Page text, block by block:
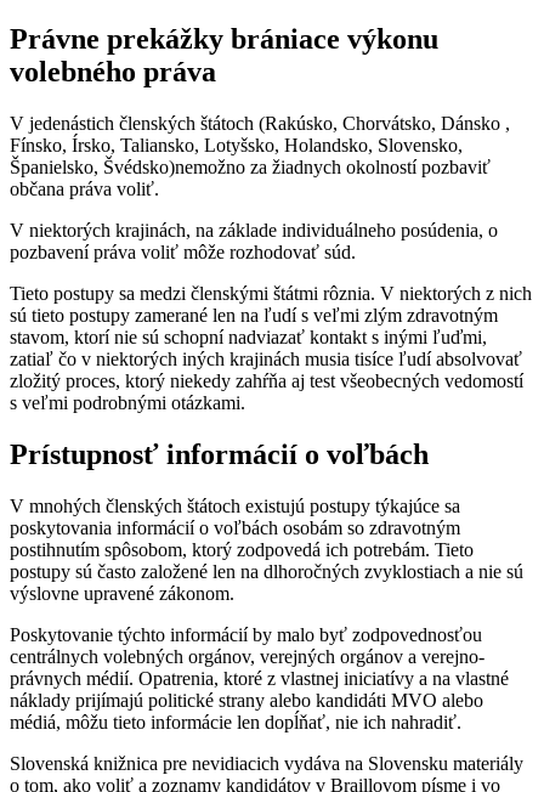
Právne prekážky brániace výkonu
volebného práva
V jedenástich členských štátoch (Rakúsko, Chorvátsko, Dánsko ,
Fínsko, Írsko, Taliansko, Lotyšsko, Holandsko, Slovensko,
Španielsko, Švédsko)nemožno za žiadnych okolností pozbaviť
občana práva voliť.
V niektorých krajinách, na základe individuálneho posúdenia, o
pozbavení práva voliť môže rozhodovať súd.
Tieto postupy sa medzi členskými štátmi rôznia. V niektorých z nich
sú tieto postupy zamerané len na ľudí s veľmi zlým zdravotným
stavom, ktorí nie sú schopní nadviazať kontakt s inými ľuďmi,
zatiaľ čo v niektorých iných krajinách musia tisíce ľudí absolvovať
zložitý proces, ktorý niekedy zahŕňa aj test všeobecných vedomostí
s veľmi podrobnými otázkami.
Prístupnosť informácií o voľbách
V mnohých členských štátoch existujú postupy týkajúce sa
poskytovania informácií o voľbách osobám so zdravotným
postihnutím spôsobom, ktorý zodpovedá ich potrebám. Tieto
postupy sú často založené len na dlhoročných zvyklostiach a nie sú
výslovne upravené zákonom.
Poskytovanie týchto informácií by malo byť zodpovednosťou
centrálnych volebných orgánov, verejných orgánov a verejno-
právnych médií. Opatrenia, ktoré z vlastnej iniciatívy a na vlastné
náklady prijímajú politické strany alebo kandidáti MVO alebo
médiá, môžu tieto informácie len dopĺňať, nie ich nahradiť.
Slovenská knižnica pre nevidiacich vydáva na Slovensku materiály
o tom, ako voliť a zoznamy kandidátov v Braillovom písme i vo